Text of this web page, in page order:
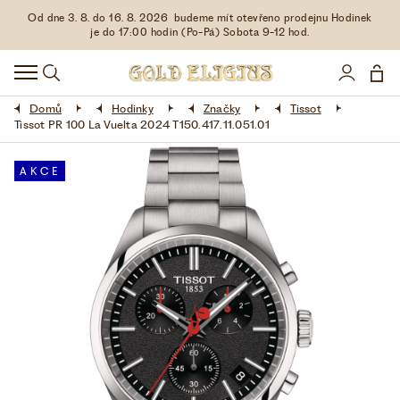
Od dne 3. 8. do 16. 8. 2026 budeme mít otevřeno prodejnu Hodinek
je do 17:00 hodin (Po-Pá) Sobota 9-12 hod.
HODINKY
DOPLŇKY
ŠPERKY
AKCE
LIMITOVANÉ EDICE
VŠE O NÁKUPU
Domů Hodinky Značky
Tissot
Tissot PR 100 La Vuelta 2024 T150.417.11.051.01
AKCE